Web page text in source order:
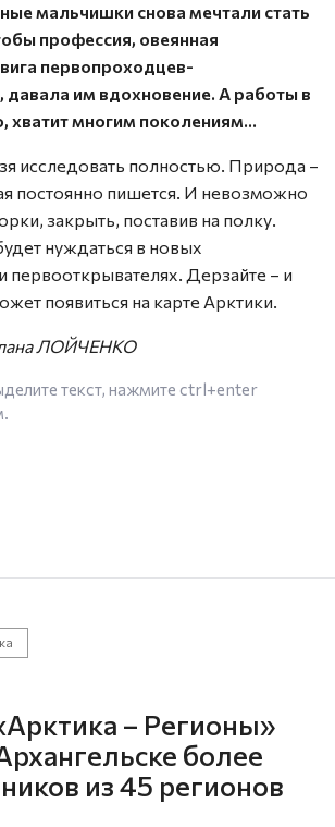
мальчишки снова мечтали стать
профессия, овеянная
первопроходцев-
давала им вдохновение. А работы в
хватит многим поколениям…
исследовать полностью. Природа –
постоянно пишется. И невозможно
закрыть, поставив на полку.
нуждаться в новых
первооткрывателях. Дерзайте – и
появиться на карте Арктики.
ЛОЙЧЕНКО
текст, нажмите ctrl+enter
– Регионы»
более
из 45 регионов